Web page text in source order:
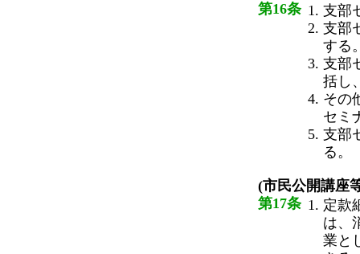
第16条
支部
支部
する
支部
括し
その
セミ
支部
る。
(市民公開講座
第17条
定款
は、
業と